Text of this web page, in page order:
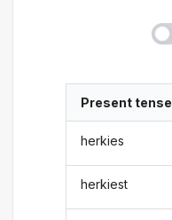
Present tense
herkies
herkiest